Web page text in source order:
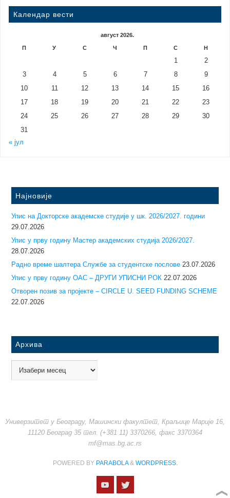
Календар вести
август 2026.
П У С Ч П С Н
1
2
3
4 5 6 7 8
9
10
11 12 13 14 15
16
17
18 19 20 21 22
23
24
25 26 27 28 29
30
31
« јул
Најновије
Упис на Докторске академске студије у шк. 2026/2027. години
29.07.2026
Упис у прву годину Mастер академских студија 2026/2027.
28.07.2026
Радно време шалтера Службе за студентске послове 23.07.2026
Упис у прву годину ОАС – ДРУГИ УПИСНИ РОК 22.07.2026
Отворен позив за пројекте – CIRCLE U. SEED FUNDING SCHEME
22.07.2026
Архива
Универзитет у Београду, Машински факултет, Краљице Марије 16,
11120 Београд 35 тел. (+381 11) 3370266, факс 3370364
mf@mas.bg.ac.rs
POWERED BY PARABOLA& WORDPRESS.